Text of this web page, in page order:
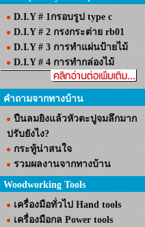
D.I.Y # 1กรอบรูป type c
D.I.Y # 2 กรงกระต่าย rb01
D.I.Y # 3 การทำแผ่นป้ายไม้
D.I.Y # 4 การทำกล่องไม้
คำถามจากทางบ้าน
ปืนลมยิงแล้วหัวตะปูจมลึกมาก
ปรับยังไง?
กระทู้น่าสนใจ
รวมผลงานจากทางบ้าน
Woodworking Tools
เครื่องมือทั่วไป Hand tools
เครื่องมือกล Power tools